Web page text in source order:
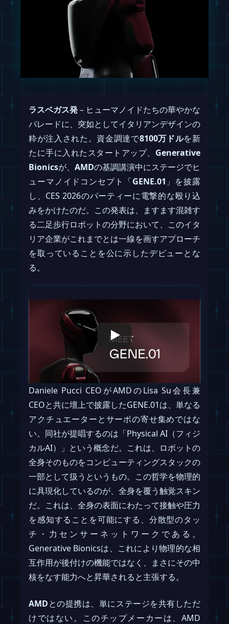
ラスベガス発– ヒューマノイドたちの華やかな
パレードに、突如としてイタリアンデザインの
粋が注入された。資金調達で8100万ドルを新
たに手に入れたスタートアップ、 Generative
Bionicsが、 AMDの基調講演中にステージでヒ
ューマノイドコンセプト「GENE.01 」を披露
し、CES 2026のパーティーに電撃的な殴り込
みをかけたのだ。この発表は、ますます混雑す
る二足歩行ロボットの分野において、このイタ
リア企業がこれまでとは一線を画すアプローチ
を取っていることを公に示したデビューとな
る。
Daniele Pucci CEOがAMDのLisa Su会長兼
CEOと共に壇上で披露したGENE.01は、単なる
アクチュエーターとサーボの寄せ集めではな
い。同社が提唱するのは「Physical AI（フィジ
カルAI）」という概念だ。これは、ロボットの
全身そのものをコンピューティングスタックの
一部として扱うというもの。この哲学を物理的
に具現化しているのが、全身を覆う触覚スキン
だ。これは、全身の表面にわたって接触や圧力
を感知することを可能にする、分散型のタッ
チ・力センサーネットワークである。
Generative Bionicsは、これにより物理的な相
互作用が後付けの機能ではなく、まさにその中
核をなす能力へと昇華されると主張する。
AMDとの提携は、単にステージを共有しただ
けではない。このチップメーカーは、AMD